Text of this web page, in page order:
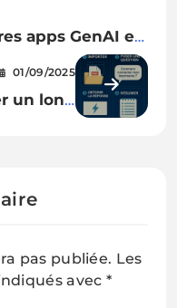
apps GenAI en
vraiment le jeu
01/09/2025
un long
pas publiée. Les
avec *